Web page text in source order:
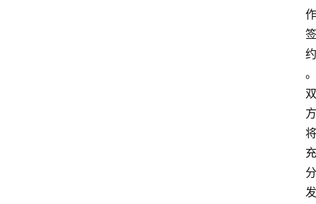
作
签
约
。
双
方
将
充
分
发